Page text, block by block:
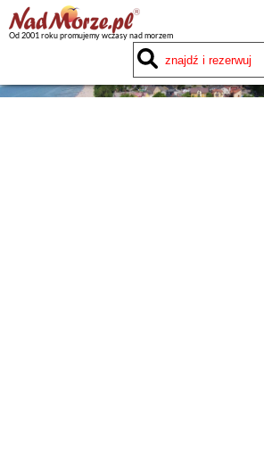
Od 2001 roku promujemy wczasy nad morzem